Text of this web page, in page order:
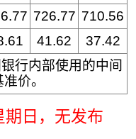
726.77 710.56
41.62
37.42
行内部使用的中间
价。
期日 ，无发布